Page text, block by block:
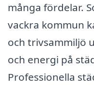
många fördelar.
vackra kommun
och trivsammiljö
och energi på
Professionella